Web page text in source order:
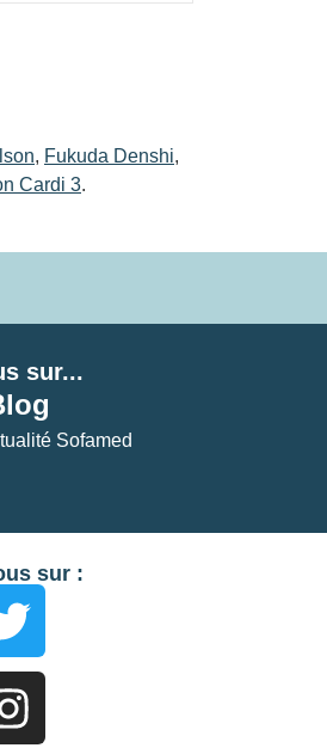
, Fukuda Denshi,
Cardi 3.
sur...
Sofamed
sur :